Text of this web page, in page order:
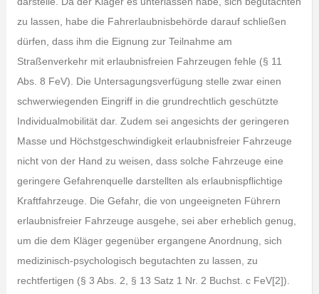
zu lassen, habe die Fahrerlaubnisbehörde darauf schließen
dürfen, dass ihm die Eignung zur Teilnahme am
Straßenverkehr mit erlaubnisfreien Fahrzeugen fehle (§ 11
Abs. 8 FeV). Die Untersagungsverfügung stelle zwar einen
schwerwiegenden Eingriff in die grundrechtlich geschützte
Individualmobilität dar. Zudem sei angesichts der geringeren
Masse und Höchstgeschwindigkeit erlaubnisfreier Fahrzeuge
nicht von der Hand zu weisen, dass solche Fahrzeuge eine
geringere Gefahrenquelle darstellten als erlaubnispflichtige
Kraftfahrzeuge. Die Gefahr, die von ungeeigneten Führern
erlaubnisfreier Fahrzeuge ausgehe, sei aber erheblich genug,
um die dem Kläger gegenüber ergangene Anordnung, sich
medizinisch-psychologisch begutachten zu lassen, zu
rechtfertigen (§ 3 Abs. 2, § 13 Satz 1 Nr. 2 Buchst. c FeV[2]).